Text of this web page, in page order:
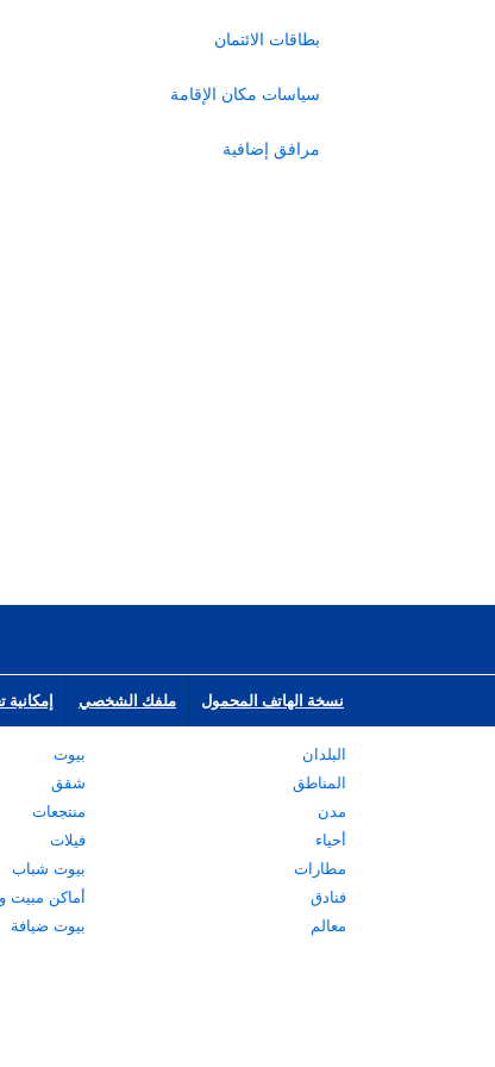
بطاقات الائتمان
سياسات مكان الإقامة
مرافق إضافية
نسخة الهاتف المحمول ملفك الشخصي إمكانية
البلدان
المناطق
مدن
أحياء
مطارات
فنادق
معالم
بيوت
شقق
منتجعات
فيلات
بيوت شباب
أماكن مبيت
بيوت ضيافة